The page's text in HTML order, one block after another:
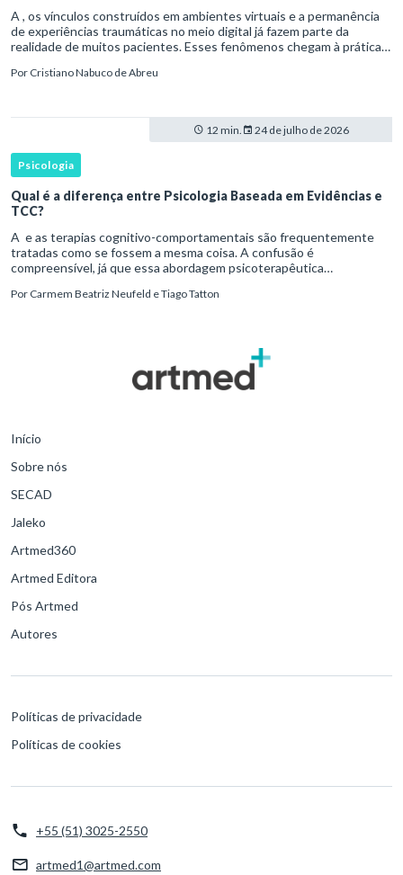
A , os vínculos construídos em ambientes virtuais e a permanência
de experiências traumáticas no meio digital já fazem parte da
realidade de muitos pacientes. Esses fenômenos chegam à prática
Por Cristiano Nabuco de Abreu
12 min. 24 de julho de 2026
Psicologia
Qual é a diferença entre Psicologia Baseada em Evidências e
TCC?
A e as terapias cognitivo-comportamentais são frequentemente
tratadas como se fossem a mesma coisa. A confusão é
compreensível, já que essa abordagem psicoterapêutica
experimentais, protocolos
Por Carmem Beatriz Neufeld e Tiago Tatton
Início
Sobre nós
SECAD
Jaleko
Artmed360
Artmed Editora
Pós Artmed
Autores
Políticas de privacidade
Políticas de cookies
+55 (51) 3025-2550
artmed1@artmed.com